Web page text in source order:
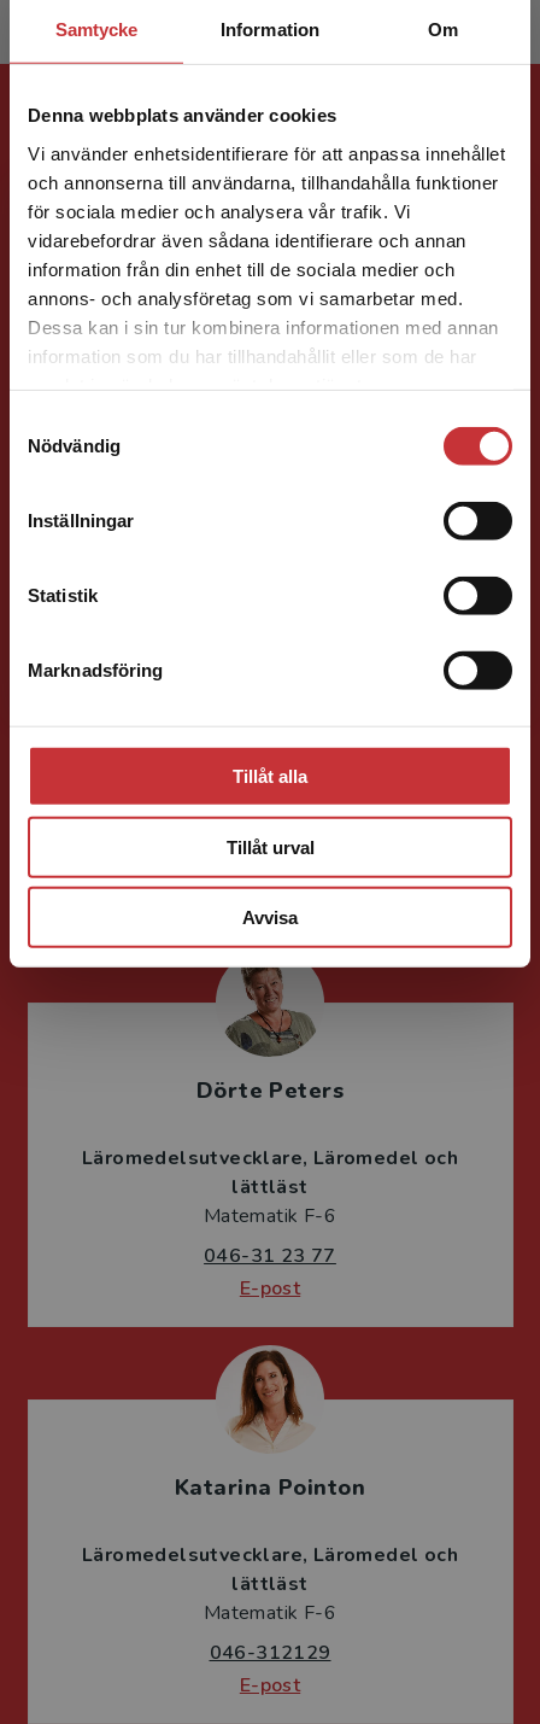
Samtycke Information Om
Denna webbplats använder cookies
Vi använder enhetsidentifierare för att anpassa innehållet
och annonserna till användarna, tillhandahålla funktioner
för sociala medier och analysera vår trafik. Vi
vidarebefordrar även sådana identifierare och annan
information från din enhet till de sociala medier och
annons- och analysföretag som vi samarbetar med.
Dessa kan i sin tur kombinera informationen med annan
information som du har tillhandahållit eller som de har
Nödvändig
Inställningar
Statistik
Marknadsföring
Tillåt alla
Tillåt urval
Avvisa
Begränsad fraktregion
Det verkar som att du besöker
studentlitteratur.se via en enhet utanför Sverige.
Vi erbjuder inte leveranser utanför Sverige. För
att kunna slutföra ett köp måste
Förlagskontakt
Camilla Bedroth
Läromedelsutvecklare Läromedel och
lättläst
Läromedelsutvecklare
lättläst
Matematik F-6
046-31 22 26
E-post
Dörte Peters
Läromedelsutvecklare Läromedel och
lättläst
Matematik F-6
046-31 23 77
E-post
Katarina Pointon
Läromedelsutvecklare Läromedel och
lättläst
Matematik F-6
046-312129
E-post